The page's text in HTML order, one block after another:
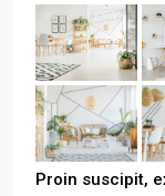
Proin suscipit,